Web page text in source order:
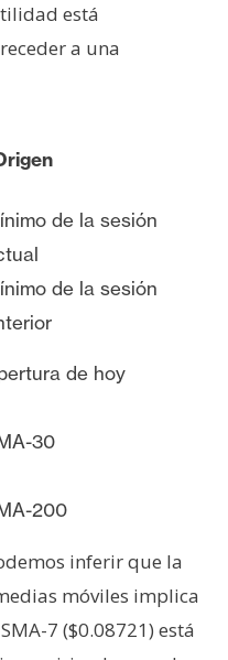
está
a una
de la sesión
de la sesión
de hoy
30
200
inferir que la
móviles implica
7 ($0.08721) está